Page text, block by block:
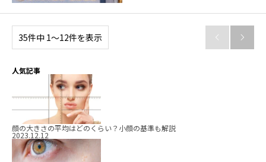
35件中 1〜12件を表示  
人気記事
顔の大きさの平均はどのくらい？小顔の基準も解説
2023.12.12